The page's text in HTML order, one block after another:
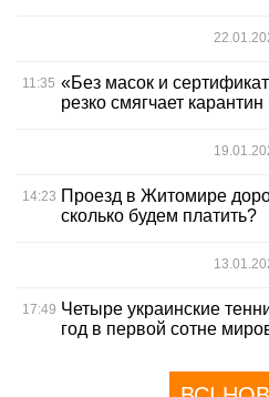
11:35 «Без масок и
резко смягчает
14:23 Проезд в Житомире
сколько будем платить?
17:49 Четыре украинские
год в первой сотне